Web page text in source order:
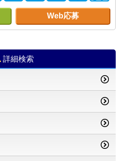
Web応募
詳細検索